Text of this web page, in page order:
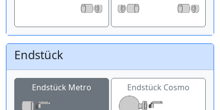
Endstück
Endstück Metro Endstück Cosmo